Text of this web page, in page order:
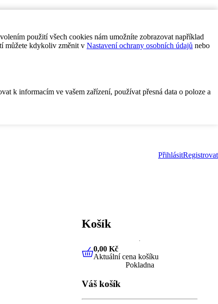
použití všech cookies nám umožníte zobrazovat například
můžete kdykoliv změnit v Nastavení ochrany osobních údajů nebo
k informacím ve vašem zařízení, používat přesná data o poloze a
PřihlásitRegistrovat
Košík
0,00 KčAktuální cena košíku
0,00 Kč
Aktuální cena košíku
Pokladna
Váš košík